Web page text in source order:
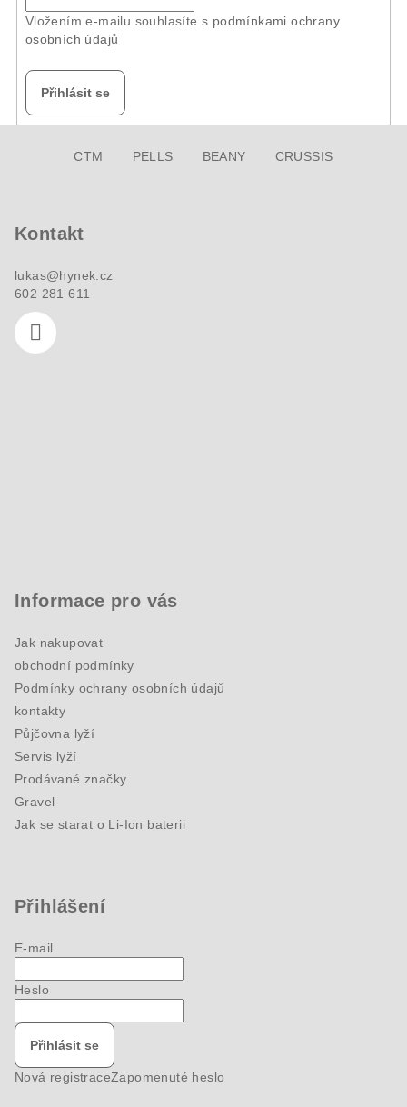
Vložením e-mailu souhlasíte s podmínkami ochrany
osobních údajů
Přihlásit se
CTM PELLS BEANY CRUSSIS
Kontakt
lukas@hynek.cz
602 281 611
Informace pro vás
Jak nakupovat
obchodní podmínky
Podmínky ochrany osobních údajů
kontakty
Půjčovna lyží
Servis lyží
Prodávané značky
Gravel
Jak se starat o Li-Ion baterii
Přihlášení
E-mail
Heslo
Přihlásit se
Nová registraceZapomenuté heslo